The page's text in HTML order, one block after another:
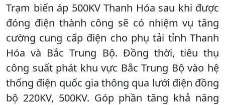
Trạm biến áp 500KV Thanh Hóa sau khi được
đóng điện thành công sẽ có nhiệm vụ tăng
cường cung cấp điện cho phụ tải tỉnh Thanh
Hóa và Bắc Trung Bộ. Đồng thời, tiêu thụ
công suất phát khu vực Bắc Trung Bộ vào hệ
thống điện quốc gia thông qua lưới điện đồng
bộ 220KV, 500KV. Góp phần tăng khả năng